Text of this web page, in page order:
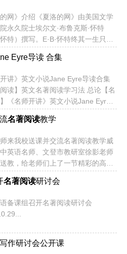
考力量荟萃。一己之言，请您听之笑
之处，望您...
力，形成正确的人生观世界观。英语
读顺应了从阅读能力到阅读素养的
势，富有极高的育人价值。与篇幅较
零散的课文相比，整本书可以为学
整性。其具有趣味性的情节能够激发
言学习的热情，养成阅读...
的网》介绍《夏洛的网》由美国文学
永久院士埃尔文·布鲁克斯·怀特
怀特）撰写。E·B·怀特终其一生只写
网》、《天鹅的喇叭》。虽然数量
奖无数的奇幻喜剧电影《精灵鼠小
改编自《小老鼠斯图尔特》，而《夏
更是被翻译成20多种文字，全球发
万册，高居“美国十佳儿童文学名
伯注定长大之后要被做成熏肉火
痛绝望之余，他认识了蜘蛛夏洛，
的...
Eyre导读 合集
开讲》英文小说Jane Eyre导读合集
阅读】英文名著阅读学习法 总论【名
《名师开讲》英文小说Jane Eyre
导读 02【名著阅读】《名师开
师开讲》英文小说Jane Eyre导读
阅读】《名师开讲》英文小说Jane
05【名著阅读】《名师开讲》英文
Eyre导读 06【名著阅读】《名师
名...
名著阅读教学
来我校送课并交流名著阅读教学威
英语名师、文登市教研室徐影老师
教，给老师们上了一节精彩的高三
著阅读教学工作。2019.10.29-30...
名著阅读研讨会
备课组召开名著阅读研讨会
作研讨会公开课